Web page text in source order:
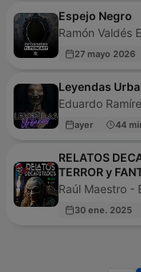
Espejo Negro
Ramón Valdés
27 mayo 2026
Leyendas
Eduardo
ayer 44
RELATOS
TERROR y
Raúl Maestro -
30 ene. 2025